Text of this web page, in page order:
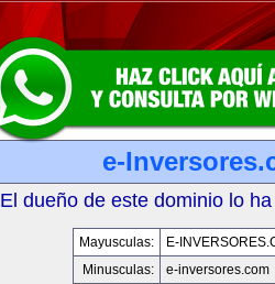
e-
El dueño de este dominio lo
Mayusculas:
E-
Minusculas:
e-inversores.com